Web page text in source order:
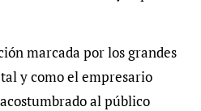
marcada por los grandes
y como el empresario
al público